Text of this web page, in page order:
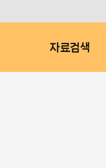
자료검색